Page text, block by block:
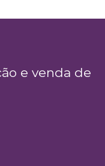
e venda de